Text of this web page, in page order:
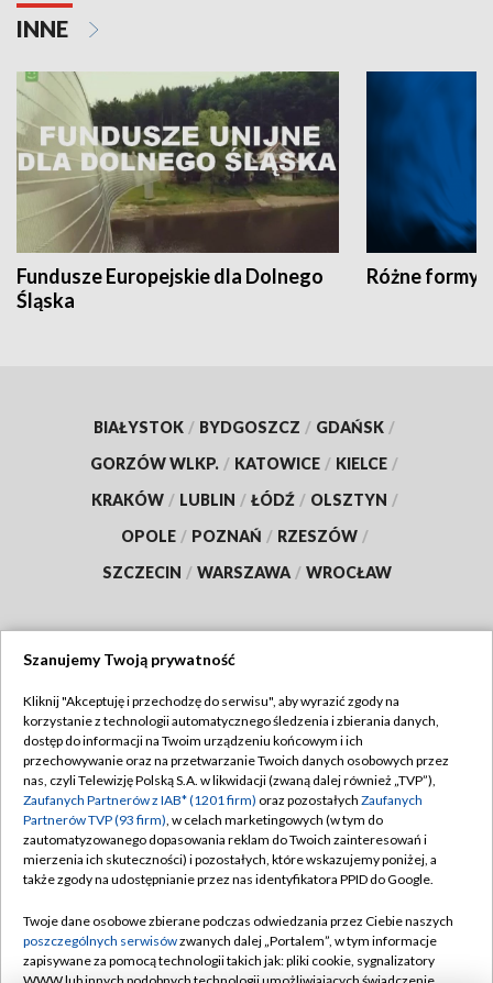
INNE
Fundusze Europejskie dla Dolnego
Śląska
Różne formy
BIAŁYSTOK / BYDGOSZCZ / GDAŃSK /
GORZÓW WLKP. / KATOWICE / KIELCE /
KRAKÓW / LUBLIN / ŁÓDŹ / OLSZTYN /
OPOLE / POZNAŃ / RZESZÓW /
SZCZECIN / WARSZAWA / WROCŁAW
TVP
Abonament TVP
Emisja w TVP
Centrum informacji TVP
Naziemna Telewizja Cyfrowa
Rada Programowa
System NOS
Regulamin TVP
Polityka prywatności
Moje zgody
Pomoc
Kontakt
Szanujemy Twoją prywatność
Kliknij "Akceptuję i przechodzę do serwisu", aby wyrazić zgody na
korzystanie z technologii automatycznego śledzenia i zbierania danych,
dostęp do informacji na Twoim urządzeniu końcowym i ich
przechowywanie oraz na przetwarzanie Twoich danych osobowych przez
nas, czyli Telewizję Polską S.A. w likwidacji (zwaną dalej również „TVP”),
Zaufanych Partnerów z IAB* (1201 firm) oraz pozostałych Zaufanych
Partnerów TVP (93 firm), w celach marketingowych (w tym do
zautomatyzowanego dopasowania reklam do Twoich zainteresowań i
mierzenia ich skuteczności) i pozostałych, które wskazujemy poniżej, a
także zgody na udostępnianie przez nas identyfikatora PPID do Google.
Twoje dane osobowe zbierane podczas odwiedzania przez Ciebie naszych
poszczególnych serwisówzwanych dalej „Portalem”, w tym informacje
zapisywane za pomocą technologii takich jak: pliki cookie, sygnalizatory